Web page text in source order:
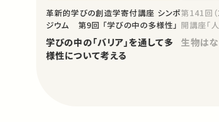
革新的学びの創造学寄付講座 シンポ
ジウム 第9回 「学びの中の多様性」
学びの中の「バリア」を通して多
様性について考える
第141回
開講座「
生物は